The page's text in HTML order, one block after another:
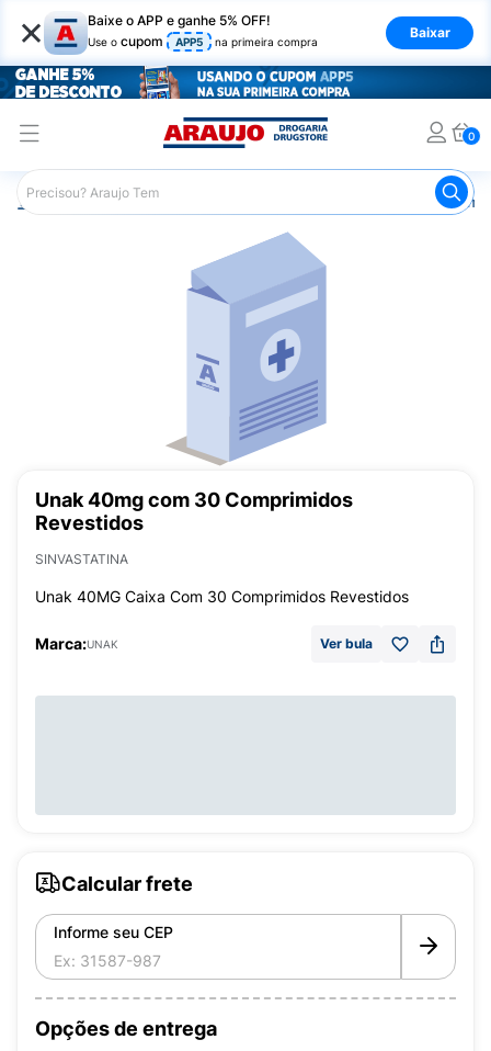
× Baixe o APP e ganhe 5% OFF!
Use o cupom APP5 na primeira compra
Baixar
0
Araujo Medicamentos
Unak 40mg com 30 Comprimidos
Revestidos
SINVASTATINA
Unak 40MG Caixa Com 30 Comprimidos Revestidos
Marca:UNAK Ver bula
Calcular frete
Informe seu CEP
Opções de entrega